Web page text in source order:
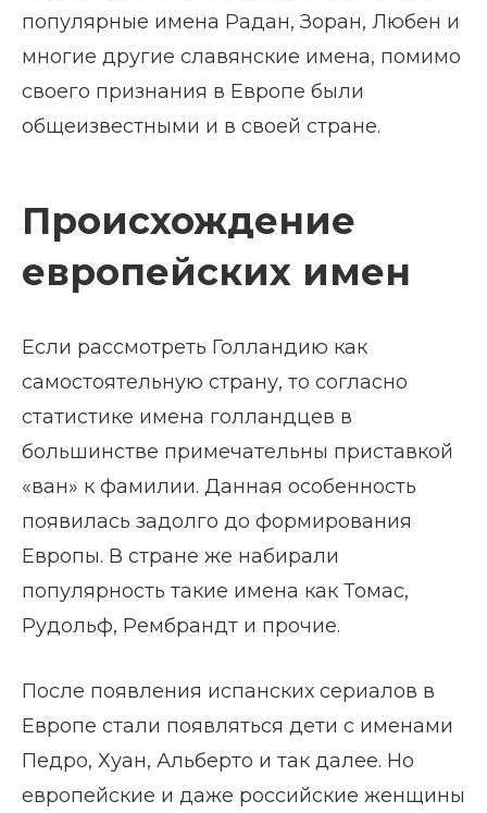
популярные имена Радан, Зоран, Любен и
многие другие славянские имена, помимо
своего признания в Европе были
общеизвестными и в своей стране.
Происхождение
европейских имен
Если рассмотреть Голландию как
самостоятельную страну, то согласно
статистике имена голландцев в
большинстве примечательны приставкой
«ван» к фамилии. Данная особенность
появилась задолго до формирования
Европы. В стране же набирали
популярность такие имена как Томас,
Рудольф, Рембрандт и прочие.
После появления испанских сериалов в
Европе стали появляться дети с именами
Педро, Хуан, Альберто и так далее. Но
европейские и даже российские женщины